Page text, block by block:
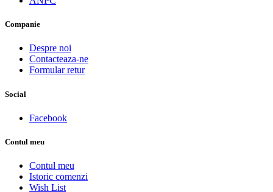
Companie
Despre noi
Contacteaza-ne
Formular retur
Social
Facebook
Contul meu
Contul meu
Istoric comenzi
Wish List